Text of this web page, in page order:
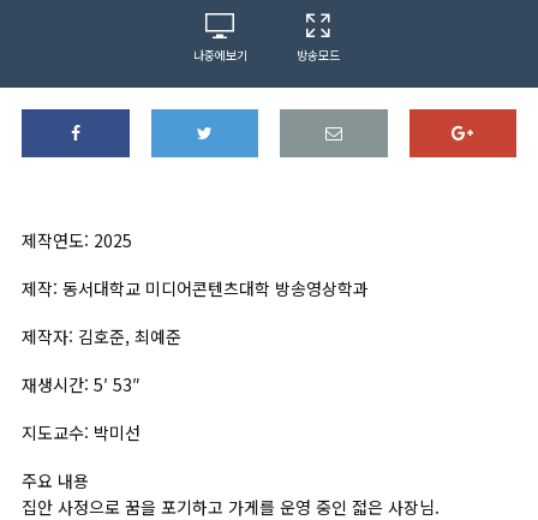
나중에보기 방송모드
제작연도: 2025
제작: 동서대학교 미디어콘텐츠대학 방송영상학과
제작자: 김호준, 최예준
재생시간: 5′ 53″
지도교수: 박미선
주요 내용
집안 사정으로 꿈을 포기하고 가게를 운영 중인 젋은 사장님.